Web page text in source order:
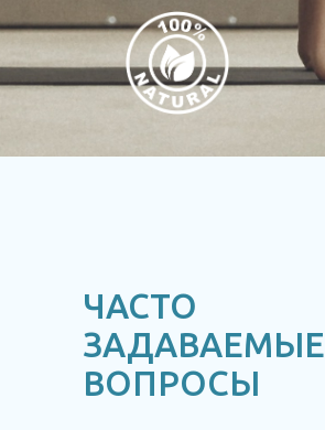
ЧАСТО
ЗАДАВАЕМЫЕ
ВОПРОСЫ